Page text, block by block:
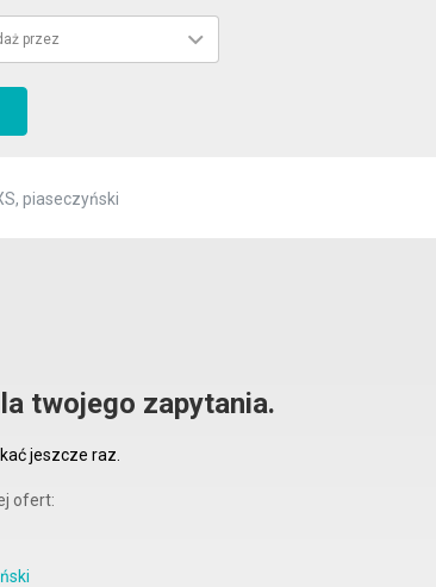
przez
piaseczyński
twojego zapytania.
jeszcze raz.
ofert: